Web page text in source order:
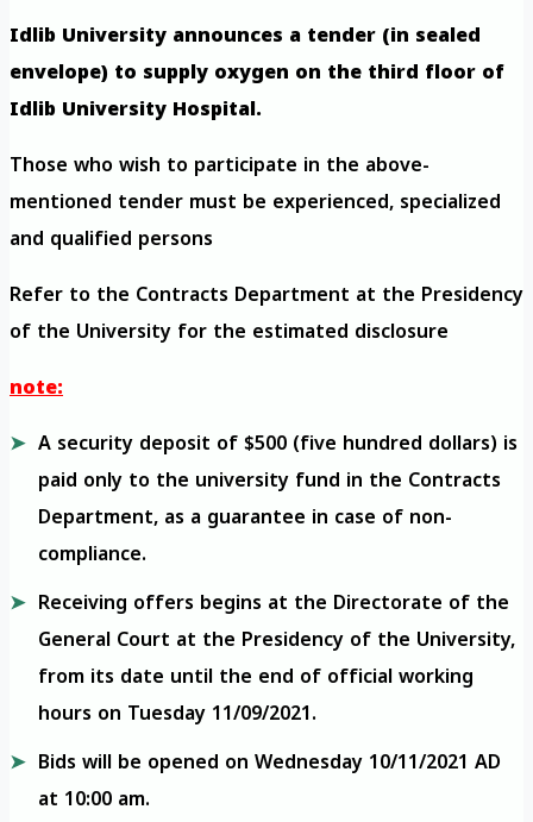
Idlib University announces a tender (in sealed
envelope) to supply oxygen on the third floor of
Idlib University Hospital.
Those who wish to participate in the above-
mentioned tender must be experienced, specialized
and qualified persons
Refer to the Contracts Department at the Presidency
of the University for the estimated disclosure
note:
A security deposit of $500 (five hundred dollars) is
paid only to the university fund in the Contracts
Department, as a guarantee in case of non-
compliance.
Receiving offers begins at the Directorate of the
General Court at the Presidency of the University,
from its date until the end of official working
hours on Tuesday 11/09/2021.
Bids will be opened on Wednesday 10/11/2021 AD
at 10:00 am.